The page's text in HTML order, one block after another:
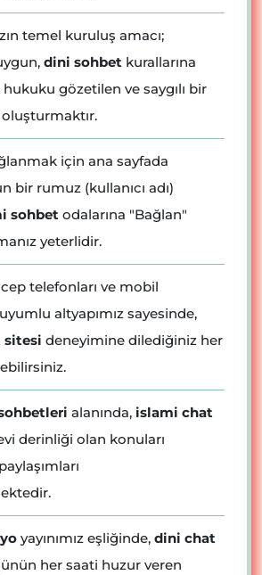
temel kuruluş amacı;
dini sohbet kurallarına
hukuku gözetilen ve saygılı bir
için ana sayfada
bir rumuz (kullanıcı adı)
sohbet odalarına "Bağlan"
yeterlidir.
cep telefonları ve mobil
altyapımız sayesinde,
sitesi deneyimine dilediğiniz her
alanında, islami chat
derinliği olan konuları
yayınımız eşliğinde, dini chat
her saati huzur veren